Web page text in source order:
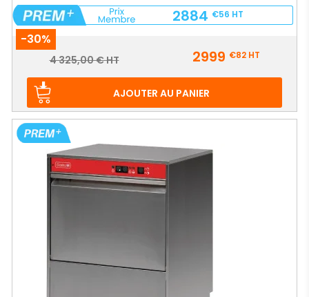
2884 €56 HT
-30%
Prix
Prix
4 325,00 € HT 2999 €82 HT
AJOUTER AU PANIER